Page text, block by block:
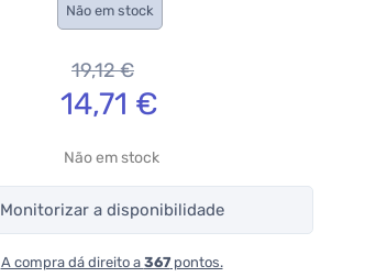
Não em stock
19,12€
14,71 €
Não em stock
Monitorizar a disponibilidade
A compra dá direito a 367pontos.